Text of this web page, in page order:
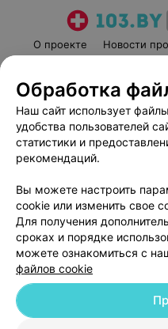
О проекте Новости
Пользовательское
Вакансии
Написать
Обработка
© 2026 ООО «Артокс Лаб», УНП
Обработка
Наш сайт использует
удобства пользователей
статистики и
рекомендаций.
Вы можете настроить
cookie или изменить свое
Для получения
сроках и порядке
можете ознакомиться с
файлов cookie